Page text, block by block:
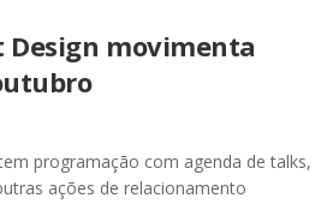
Design movimenta
programação com agenda de talks,
ações de relacionamento